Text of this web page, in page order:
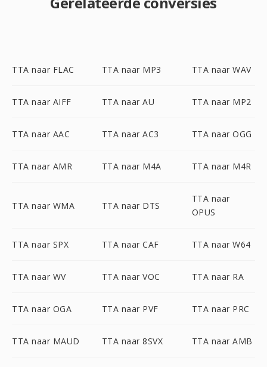
TTA naar FLAC TTA naar MP3 TTA naar WAV
TTA naar AIFF TTA naar AU TTA naar MP2
TTA naar AAC TTA naar AC3 TTA naar OGG
TTA naar AMR TTA naar M4A TTA naar M4R
TTA naar WMA TTA naar DTS
TTA naar
OPUS
TTA naar SPX TTA naar CAF TTA naar W64
TTA naar WV TTA naar VOC TTA naar RA
TTA naar OGA TTA naar PVF TTA naar PRC
TTA naar MAUD TTA naar 8SVX TTA naar AMB